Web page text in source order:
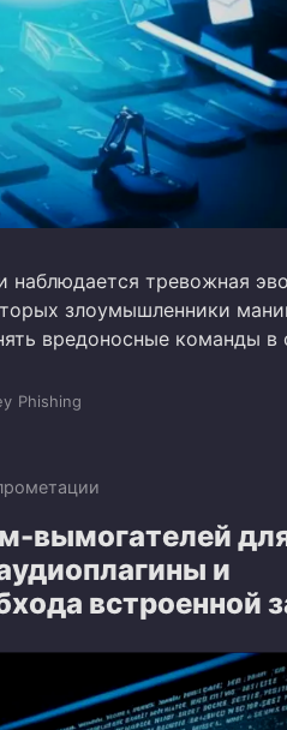
наблюдается тревожная
злоумышленники
вредоносные команды в
Phishing
вымогателей
и
встроенной